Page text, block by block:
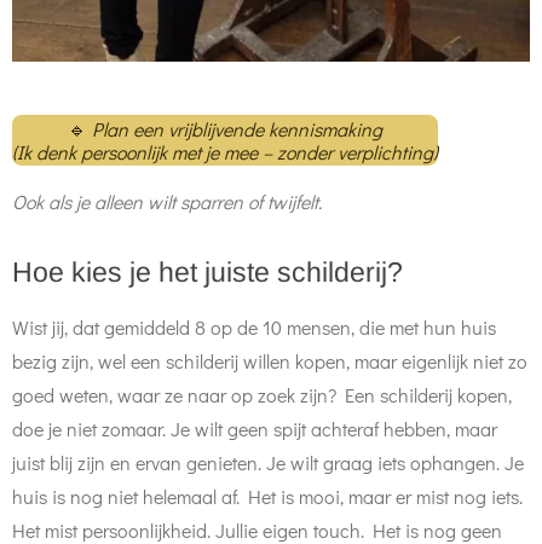
🔹 Plan een vrijblijvende kennismaking
(Ik denk persoonlijk met je mee – zonder verplichting)
Ook als je alleen wilt sparren of twijfelt.
Hoe kies je het juiste schilderij?
Wist jij, dat gemiddeld 8 op de 10 mensen, die met hun huis
bezig zijn, wel een schilderij willen kopen, maar eigenlijk niet zo
goed weten, waar ze naar op zoek zijn? Een schilderij kopen,
doe je niet zomaar. Je wilt geen spijt achteraf hebben, maar
juist blij zijn en ervan genieten. Je wilt graag iets ophangen. Je
huis is nog niet helemaal af. Het is mooi, maar er mist nog iets.
Het mist persoonlijkheid. Jullie eigen touch. Het is nog geen